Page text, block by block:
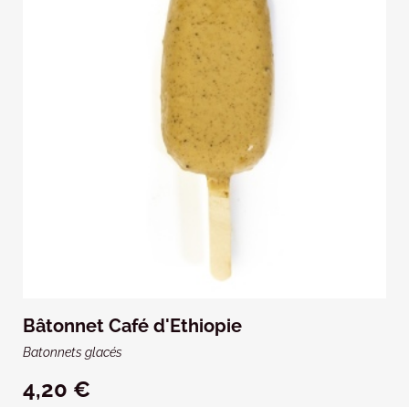
Bâtonnet Café d'Ethiopie
Batonnets glacés
4,20 €